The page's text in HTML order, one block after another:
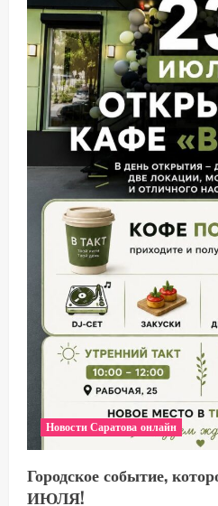
Новости Саратова онлайн
Городское событие,
ИЮЛЯ!